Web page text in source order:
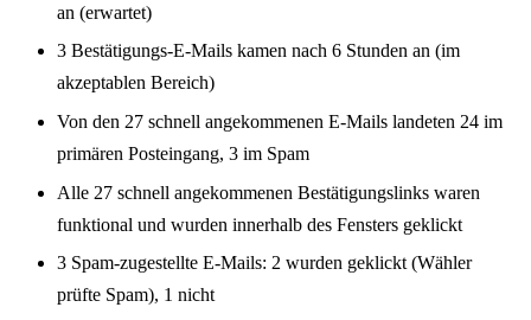
an (erwartet)
3 Bestätigungs-E-Mails kamen nach 6 Stunden an (im
akzeptablen Bereich)
Von den 27 schnell angekommenen E-Mails landeten 24 im
primären Posteingang, 3 im Spam
Alle 27 schnell angekommenen Bestätigungslinks waren
funktional und wurden innerhalb des Fensters geklickt
3 Spam-zugestellte E-Mails: 2 wurden geklickt (Wähler
prüfte Spam), 1 nicht